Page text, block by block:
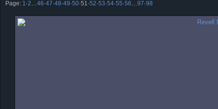
Page: 1 ·2 46·47·48·49·50·51 ·52·53·54·55·56 97·98